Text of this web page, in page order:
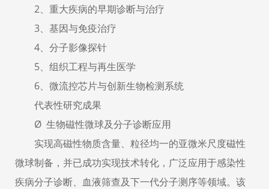
2、重大疾病的早期诊断与治疗
3、基因与免疫治疗
4、分子影像探针
5、组织工程与再生医学
6、微流控芯片与创新生物检测系统
代表性研究成果
Ø 生物磁性微球及分子诊断应用
实现高磁性物质含量、粒径均一的亚微米尺度磁性
微球制备，并已成功实现技术转化，广泛应用于感染性
疾病分子诊断、血液筛查及下一代分子测序等领域。该